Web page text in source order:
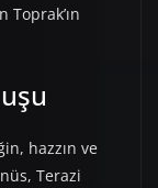
hazzın ve
Terazi